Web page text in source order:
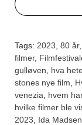
Tags: 2023 80 år,
filmer,
gulløven
hva
stones nye film
venezia
hvem
hvilke filmer ble
2023
Ida